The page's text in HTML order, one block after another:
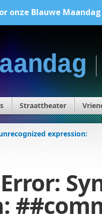
Straattheater
expression: